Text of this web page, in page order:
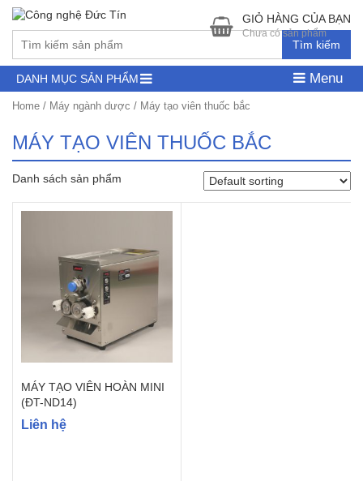
Tìm kiếm
GIỎ HÀNG CỦA BẠN
Chưa có sản phẩm
DANH MỤC SẢN PHẨM Menu
Home / Máy ngành dược / Máy tạo viên thuốc bắc
MÁY TẠO VIÊN THUỐC BẮC
Danh sách sản phẩm
MÁY TẠO VIÊN HOÀN MINI
(ĐT-ND14)
Liên hệ